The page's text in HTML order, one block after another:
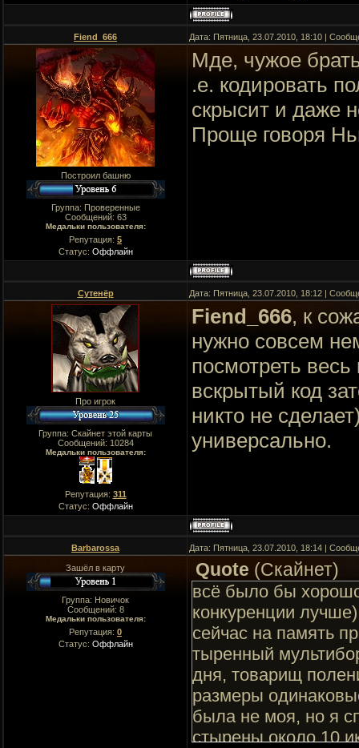
Fiend_666 Дата: Пятница, 23.07.2010, 18:10 |
Построил башню
Группа: Проверенные
Сообщений: 63
Медальки пользователя:
Репутация: 5
Статус: Оффлайн
Мде, чужое
.е. кодировать
скрысит и даже
Проще говоря
Сутенёр Дата: Пятница, 23.07.2010, 18:12 |
Про игрок
Группа: Скайнет этой карты
Сообщений: 10284
Медальки пользователя:
Репутация: 311
Статус: Оффлайн
Fiend_666, к
нужно совсем
посмотреть
вскрытый код
никто не
универсально.
Barbarossa Дата: Пятница, 23.07.2010, 18:14 |
Зашёл в карту
Группа: Новичок
Сообщений: 8
Медальки пользователя:
Репутация: 0
Статус: Оффлайн
Quote (Скайнет)
всё было бы
конкуренции
сейчас на память
тыренный
дня, товарищ
размеры
была не моя, но я
стырены около 10